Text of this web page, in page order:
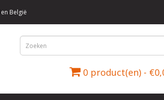
België
0 product(en) -